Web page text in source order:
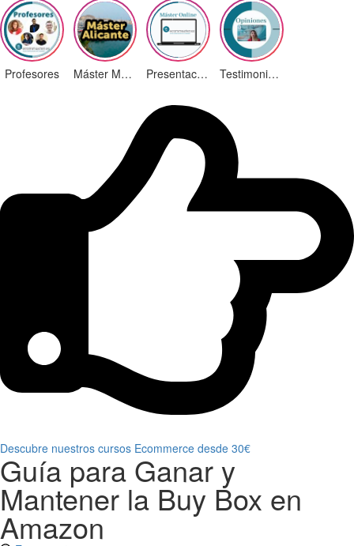
Profesores Máster Marketing Digital en Alicante Presentación ¡Nuevas Ediciones! Testimonios Alumnos
Descubre nuestros cursos Ecommerce desde 30€
Guía para Ganar y
Mantener la Buy Box en
Amazon